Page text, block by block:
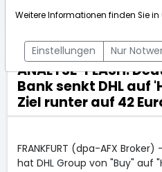
ANALYSE-FLASH:
Bank senkt DHL auf
Ziel runter auf 42
FRANKFURT (dpa-AFX
hat DHL Group von "Buy" auf
Weitere Informationen finden Sie in
Einstellungen Nur